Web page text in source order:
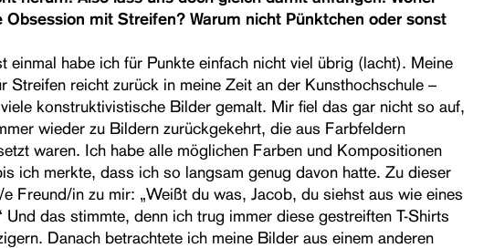
Obsession mit Streifen? Warum nicht Pünktchen oder sonst
einmal habe ich für Punkte einfach nicht viel übrig (lacht). Meine
Streifen reicht zurück in meine Zeit an der Kunsthochschule –
konstruktivistische Bilder gemalt. Mir fiel das gar nicht so auf,
wieder zu Bildern zurückgekehrt, die aus Farbfeldern
waren. Ich habe alle möglichen Farben und Kompositionen
ich merkte, dass ich so langsam genug davon hatte. Zu dieser
Freund/in zu mir: „Weißt du was, Jacob, du siehst aus wie eines
Und das stimmte, denn ich trug immer diese gestreiften T-Shirts
Danach betrachtete ich meine Bilder aus einem anderen